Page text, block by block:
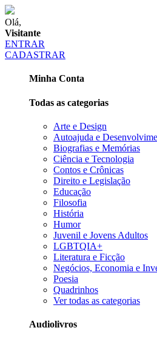
Olá,
Visitante
ENTRAR
CADASTRAR
Minha Conta
Todas as categorias
Arte e Design
Autoajuda e
Biografias e Memórias
Ciência e Tecnologia
Contos e Crônicas
Direito e Legislação
Educação
Filosofia
História
Humor
Juvenil e Jovens Adultos
LGBTQIA+
Literatura e Ficção
Negócios, Economia e
Poesia
Quadrinhos
Ver todas as categorias
Audiolivros